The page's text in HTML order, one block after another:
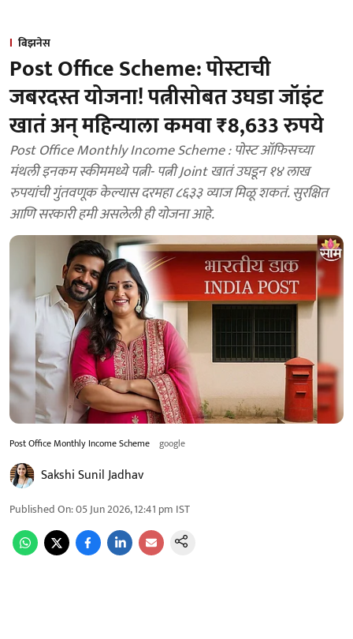
बिझनेस
Post Office Scheme: पोस्टाची
जबरदस्त योजना! पत्नीसोबत उघडा जॉइंट
खातं अन् महिन्याला कमवा ₹8,633 रुपये
Post Office Monthly Income Scheme : पोस्ट ऑफिसच्या
मंथली इनकम स्कीममध्ये पत्नी- पत्नी Joint खातं उघडून १४ लाख
रुपयांची गुंतवणूक केल्यास दरमहा ८६३३ व्याज मिळू शकतं. सुरक्षित
आणि सरकारी हमी असलेली ही योजना आहे.
Post Office Monthly Income Scheme google
Sakshi Sunil Jadhav
Published On:05 Jun 2026, 12:41 pm IST